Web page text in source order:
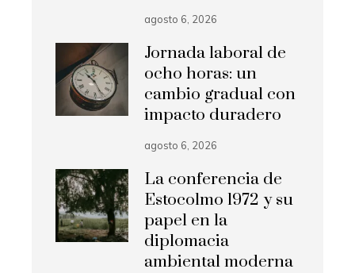
agosto 6, 2026
Jornada laboral de
ocho horas: un
cambio gradual con
impacto duradero
agosto 6, 2026
La conferencia de
Estocolmo 1972 y su
papel en la
diplomacia
ambiental moderna